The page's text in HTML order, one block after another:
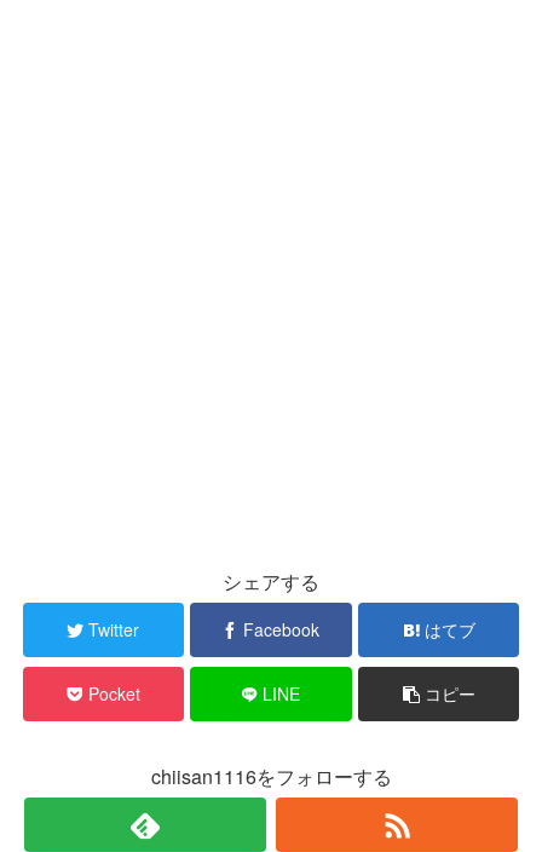
シェアする
Twitter Facebook はてブ
Pocket LINE コピー
chiisan1116をフォローする